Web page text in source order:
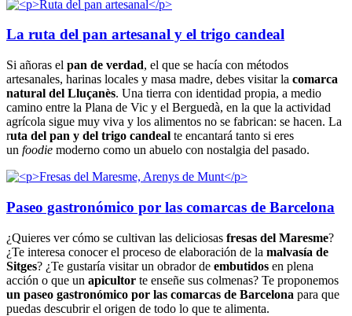
La ruta del pan artesanal y el trigo candeal
Si añoras el pan de verdad, el que se hacía con métodos
artesanales, harinas locales y masa madre, debes visitar la comarca
natural del Lluçanès. Una tierra con identidad propia, a medio
camino entre la Plana de Vic y el Berguedà, en la que la actividad
agrícola sigue muy viva y los alimentos no se fabrican: se hacen. La
ruta del pan y del trigo candeal te encantará tanto si eres
un foodie moderno como un abuelo con nostalgia del pasado.
Paseo gastronómico por las comarcas de Barcelona
¿Quieres ver cómo se cultivan las deliciosas fresas del Maresme?
¿Te interesa conocer el proceso de elaboración de la malvasía de
Sitges? ¿Te gustaría visitar un obrador de embutidos en plena
acción o que un apicultor te enseñe sus colmenas? Te proponemos
un paseo gastronómico por las comarcas de Barcelona para que
puedas descubrir el origen de todo lo que te alimenta.